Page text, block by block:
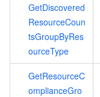
GetDiscovered
ResourceCoun
tsGroupByRes
ourceType
GetResourceC
omplianceGro